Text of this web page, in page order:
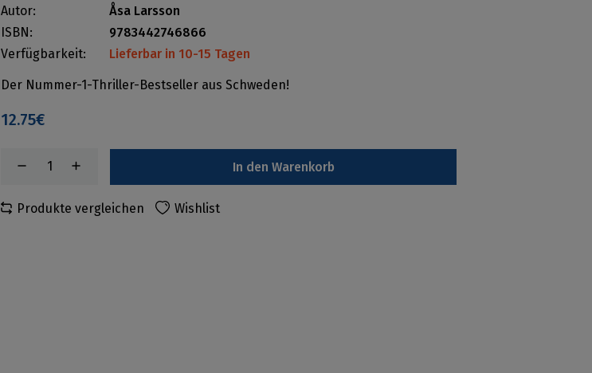
Autor:
Åsa Larsson
ISBN:
9783442746866
Verfügbarkeit:
Lieferbar in 10-15 Tagen
Der Nummer-1-Thriller-Bestseller aus Schweden!
12.75€
In den Warenkorb
Produkte vergleichen Wishlist